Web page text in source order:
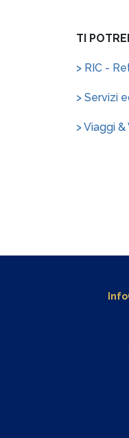
TI
> RIC -
> Servizi
> Viaggi